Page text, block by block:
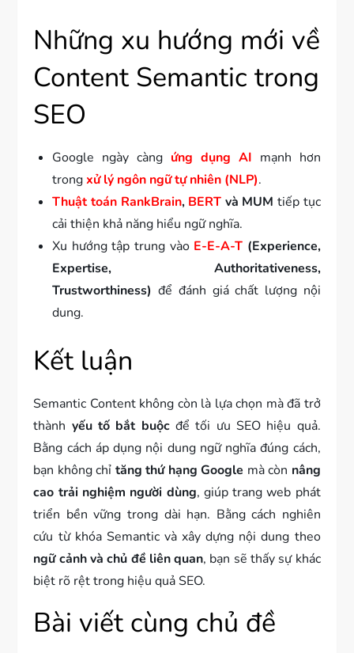
Những xu hướng mới về
Content Semantic trong
SEO
Google ngày càng ứng dụng AI mạnh hơn
trongxử lý ngôn ngữ tự nhiên (NLP).
Thuật toán RankBrain, BERT và MUM tiếp tục
cải thiện khả năng hiểu ngữ nghĩa.
Xu hướng tập trung vào E-E-A-T (Experience,
Expertise, Authoritativeness,
Trustworthiness) để đánh giá chất lượng nội
dung.
Kết luận
Semantic Content không còn là lựa chọn mà đã trở
thành yếu tố bắt buộcđể tối ưu SEO hiệu quả.
Bằng cách áp dụng nội dung ngữ nghĩa đúng cách,
bạn không chỉ tăng thứ hạng Google mà còn nâng
cao trải nghiệm người dùng, giúp trang web phát
triển bền vững trong dài hạn. Bằng cách nghiên
cứu từ khóa Semantic và xây dựng nội dung theo
ngữ cảnh và chủ đề liên quan, bạn sẽ thấy sự khác
biệt rõ rệt trong hiệu quả SEO.
Bài viết cùng chủ đề